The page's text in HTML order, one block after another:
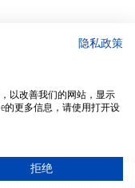
隐私政策
以改善我们的网站，显示
的更多信息，请使用打开设
拒绝